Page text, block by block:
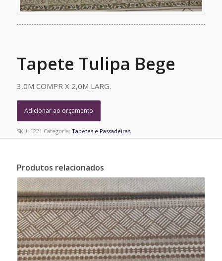
Tapete Tulipa Bege
3,0M COMPR X 2,0M LARG.
Adicionar ao orçamento
SKU: 1221 Categoria: Tapetes e Passadeiras
Produtos relacionados